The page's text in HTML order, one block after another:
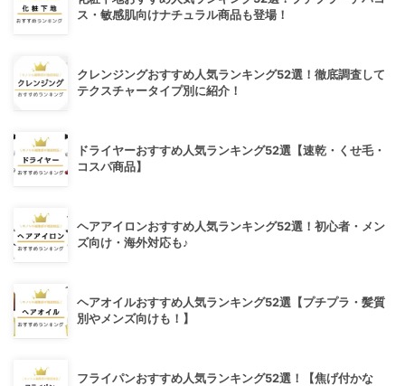
ス・敏感肌向けナチュラル商品も登場！
クレンジングおすすめ人気ランキング52選！徹底調査して
テクスチャータイプ別に紹介！
ドライヤーおすすめ人気ランキング52選【速乾・くせ毛・
コスパ商品】
ヘアアイロンおすすめ人気ランキング52選！初心者・メン
ズ向け・海外対応も♪
ヘアオイルおすすめ人気ランキング52選【プチプラ・髪質
別やメンズ向けも！】
フライパンおすすめ人気ランキング52選！【焦げ付かな